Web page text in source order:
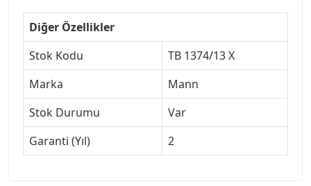
Diğer Özellikler
Stok Kodu
TB 1374/13 X
Marka
Mann
Stok Durumu
Var
Garanti (Yıl)
2